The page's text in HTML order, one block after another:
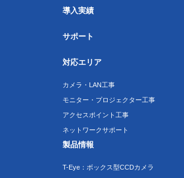
導入実績
サポート
対応エリア
カメラ・LAN工事
モニター・プロジェクター工事
アクセスポイント工事
ネットワークサポート
製品情報
T-Eye：ボックス型CCDカメラ